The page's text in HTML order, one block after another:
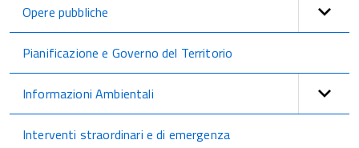
Opere pubbliche
Pianificazione e Governo del Territorio
Informazioni Ambientali
Interventi straordinari e di emergenza